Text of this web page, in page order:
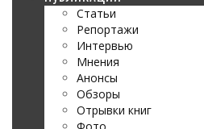
Статьи
Репортажи
Интервью
Мнения
Анонсы
Обзоры
Отрывки книг